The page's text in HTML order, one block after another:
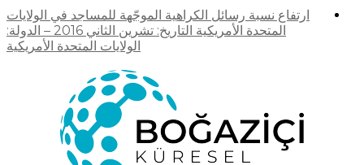
ارتفاع نسبة رسائل الكراهية الموجّهة للمساجد في الولايات
المتحدة الأمريكية التاريخ: تشرين الثاني 2016 – الدولة:
الولايات المتحدة الأمريكية